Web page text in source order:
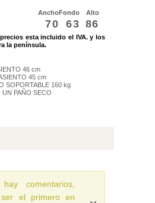
AnchoFondo Alto
70 63 86
esta incluido el IVA. y los
la península.
46 cm
45 cm
SOPORTABLE 160 kg
UN PAÑO SECO
comentarios,
ser el primero en